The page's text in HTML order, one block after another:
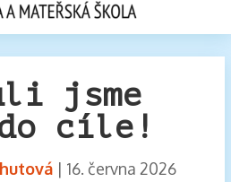
jsme
cíle!
| 16. června 2026